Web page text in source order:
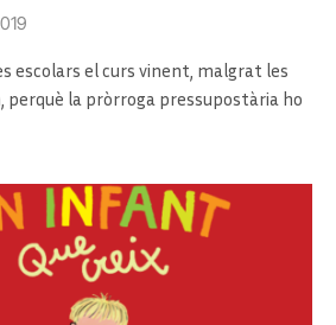
escolars el curs vinent, malgrat les
perquè la pròrroga pressupostària ho